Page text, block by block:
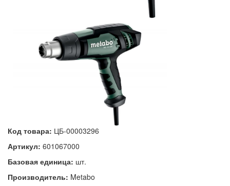
Код товара: ЦБ-00003296
Артикул: 601067000
Базовая единица: шт.
Производитель: Metabo